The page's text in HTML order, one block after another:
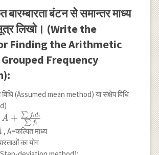
बारम्बारता बंटन से समान्तर माध्य
लिखो। (Write the
Finding the Arithmetic
Frequency
विधि (Assumed mean method) या संक्षेप विधि
f_i}
A + ∑ fi
∑ fidi
, A=कल्पित माध्य
का योग